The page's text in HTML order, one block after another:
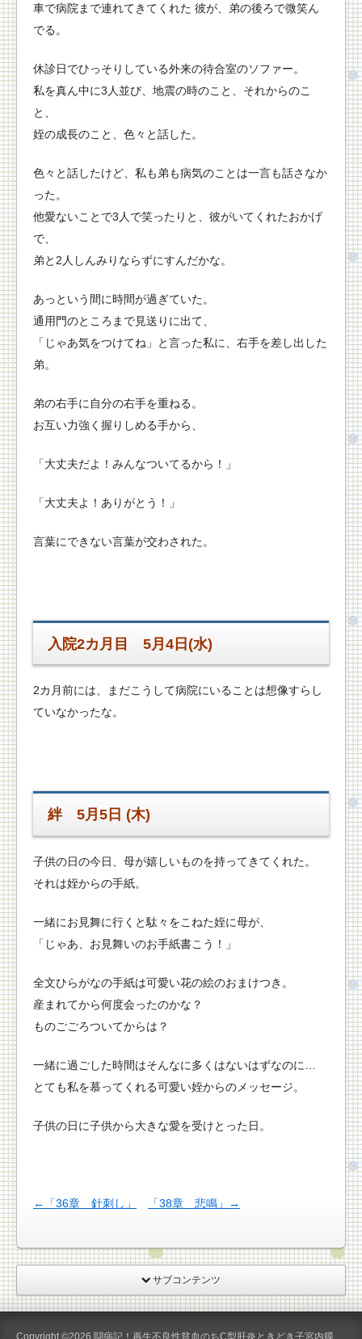
車で病院まで連れてきてくれた 彼が、弟の後ろで微笑ん
でる。
休診日でひっそりしている外来の待合室のソファー。
私を真ん中に3人並び、地震の時のこと、それからのこ
と、
姪の成長のこと、色々と話した。
色々と話したけど、私も弟も病気のことは一言も話さなか
った。
他愛ないことで3人で笑ったりと、彼がいてくれたおかげ
で、
弟と2人しんみりならずにすんだかな。
あっという間に時間が過ぎていた。
通用門のところまで見送りに出て、
「じゃあ気をつけてね」と言った私に、右手を差し出した
弟。
弟の右手に自分の右手を重ねる。
お互い力強く握りしめる手から、
「大丈夫だよ！みんなついてるから！」
「大丈夫よ！ありがとう！」
言葉にできない言葉が交わされた。
入院2カ月目 5月4日(水)
2カ月前には、まだこうして病院にいることは想像すらし
ていなかったな。
絆5月5日 (木)
子供の日の今日、母が嬉しいものを持ってきてくれた。
それは姪からの手紙。
一緒にお見舞に行くと駄々をこねた姪に母が、
「じゃあ、お見舞いのお手紙書こう！」
全文ひらがなの手紙は可愛い花の絵のおまけつき。
産まれてから何度会ったのかな？
ものごごろついてからは？
一緒に過ごした時間はそんなに多くはないはずなのに…
とても私を慕ってくれる可愛い姪からのメッセージ。
子供の日に子供から大きな愛を受けとった日。
←「36章 針刺し」 「38章 悲鳴」→
サブコンテンツ